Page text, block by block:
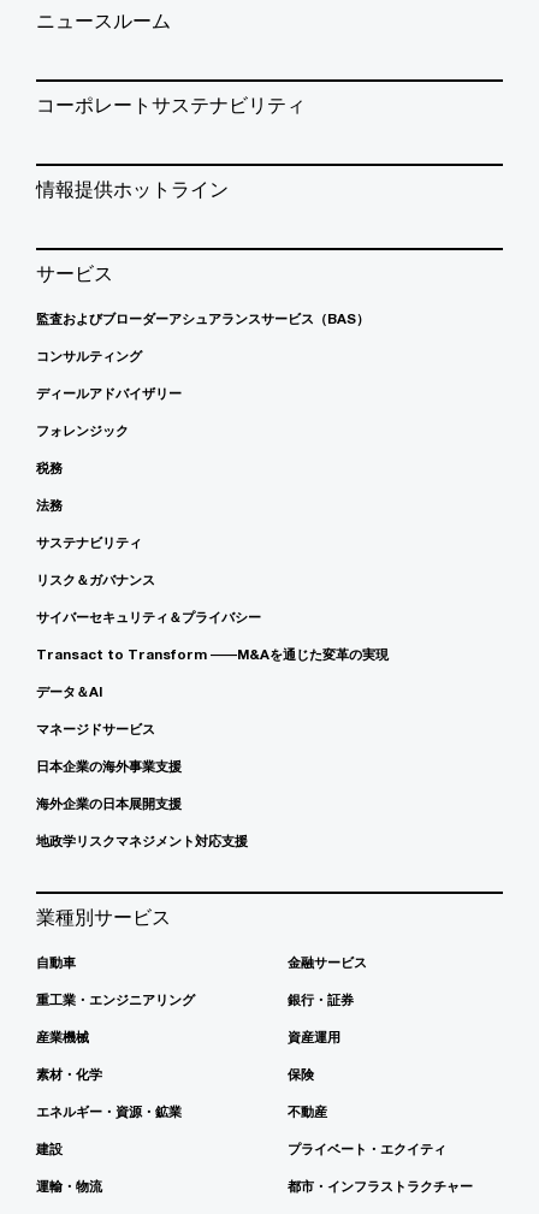
ニュースルーム
コーポレートサステナビリティ
情報提供ホットライン
サービス
監査およびブローダーアシュアランスサービス（BAS）
コンサルティング
ディールアドバイザリー
フォレンジック
税務
法務
サステナビリティ
リスク＆ガバナンス
サイバーセキュリティ＆プライバシー
Transact to Transform ――M&Aを通じた変革の実現
データ＆AI
マネージドサービス
日本企業の海外事業支援
海外企業の日本展開支援
地政学リスクマネジメント対応支援
業種別サービス
自動車
重工業・エンジニアリング
産業機械
素材・化学
エネルギー・資源・鉱業
建設
運輸・物流
金融サービス
銀行・証券
資産運用
保険
不動産
プライベート・エクイティ
都市・インフラストラクチャー